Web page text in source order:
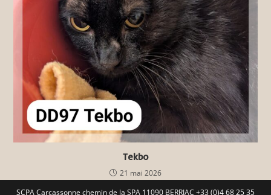
Tekbo
21 mai 2026
SCPA Carcassonne chemin de la SPA 11090 BERRIAC +33 (0)4 68 25 35